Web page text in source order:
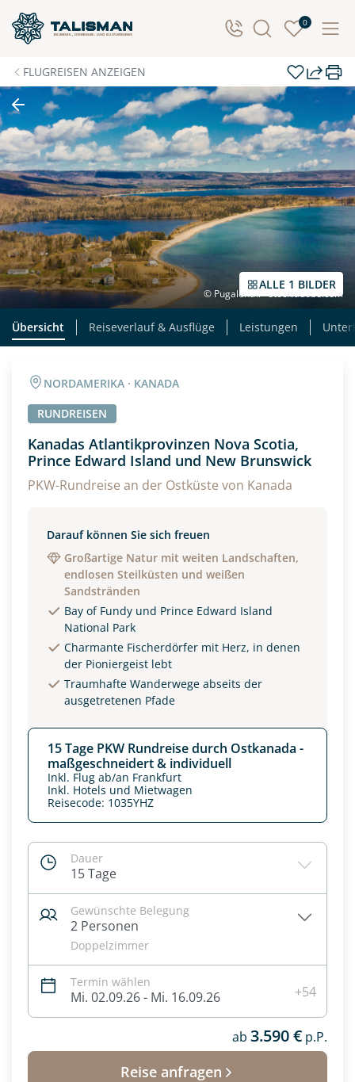
0
FLUGREISEN ANZEIGEN
ALLE 1 BILDER
© Pugalenthi - stock.adobe.com
Übersicht Reiseverlauf & Ausflüge Leistungen
NORDAMERIKA · KANADA
RUNDREISEN
Kanadas Atlantikprovinzen Nova Scotia,
Prince Edward Island und New Brunswick
PKW-Rundreise an der Ostküste von Kanada
Darauf können Sie sich freuen
Großartige Natur mit weiten Landschaften,
endlosen Steilküsten und weißen
Sandstränden
Bay of Fundy und Prince Edward Island
National Park
Charmante Fischerdörfer mit Herz, in denen
der Pioniergeist lebt
Traumhafte Wanderwege abseits der
ausgetretenen Pfade
15 Tage PKW Rundreise durch Ostkanada -
maßgeschneidert & individuell
Inkl. Flug ab/an Frankfurt
Inkl. Hotels und Mietwagen
Reisecode: 1035YHZ
Dauer
15 Tage
Gewünschte Belegung
2 Personen
Doppelzimmer
Termin wählen
Mi. 02.09.26 - Mi. 16.09.26 +54
ab 3.590 € p.P.
Reise anfragen